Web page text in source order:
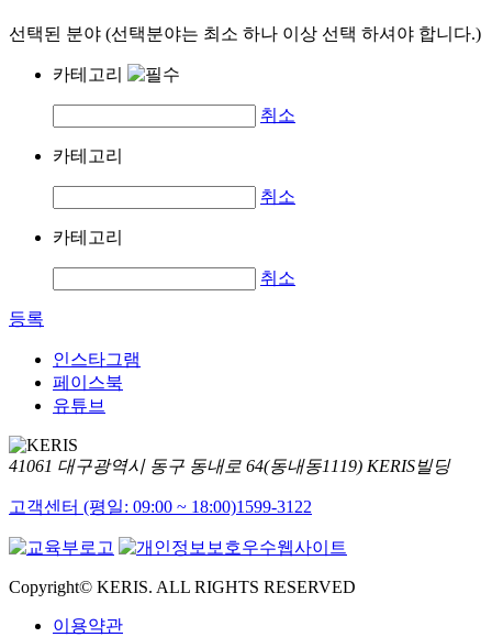
선택된 분야 (선택분야는 최소 하나 이상 선택 하셔야 합니다.)
카테고리
취소
카테고리
취소
카테고리
취소
등록
인스타그램
페이스북
유튜브
41061 대구광역시 동구 동내로 64(동내동1119) KERIS빌딩
고객센터 (평일: 09:00 ~ 18:00)1599-3122
Copyright© KERIS. ALL RIGHTS RESERVED
이용약관